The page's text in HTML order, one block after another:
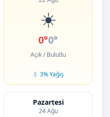
☀️
0°0°
Açık / Bulutlu
💧 3% Yağış
Pazartesi
24 Ağu